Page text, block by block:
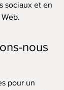
sociaux et en
nous
pour un